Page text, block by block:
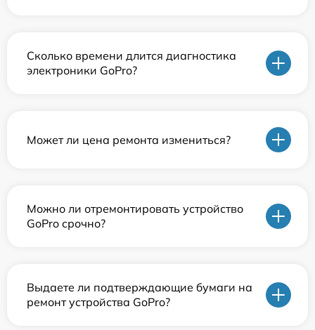
Сколько времени длится диагностика
электроники GoPro?
Может ли цена ремонта измениться?
Можно ли отремонтировать устройство
GoPro срочно?
Выдаете ли подтверждающие бумаги на
ремонт устройства GoPro?